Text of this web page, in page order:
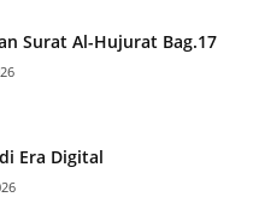
Surat Al-Hujurat Bag.17
Era Digital